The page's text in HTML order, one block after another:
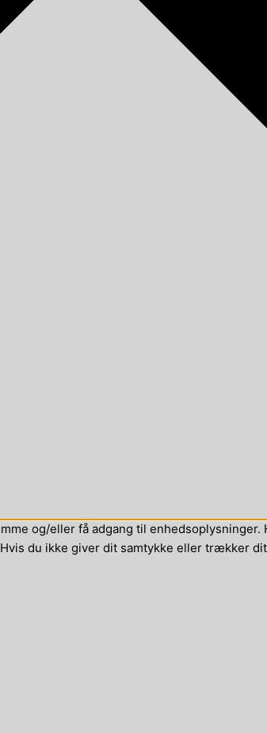
og/eller få adgang til
du ikke giver dit samtykke eller trækker